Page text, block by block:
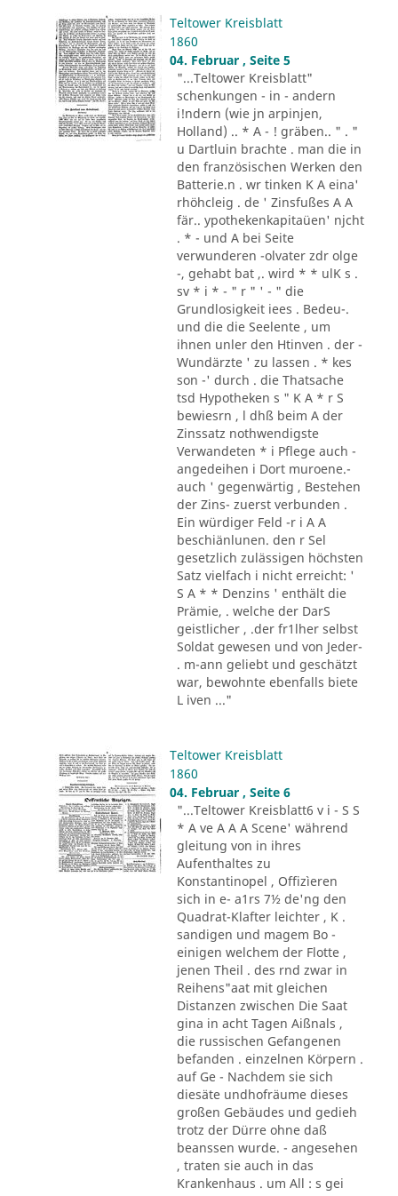
Teltower Kreisblatt
1860
04. Februar , Seite 5
"...Teltower Kreisblatt"
schenkungen - in - andern
i!ndern (wie jn arpinjen,
Holland) .. * A - ! gräben.. " . "
u Dartluin brachte . man die in
den französischen Werken den
Batterie.n . wr tinken K A eina'
rhöhcleig . de ' Zinsfußes A A
fär.. ypothekenkapitaüen' njcht
. * - und A bei Seite
verwunderen -olvater zdr olge
-, gehabt bat ,. wird * * ulK s .
sv * i * - " r " ' - " die
Grundlosigkeit iees . Bedeu-.
und die die Seelente , um
ihnen unler den Htinven . der -
Wundärzte ' zu lassen . * kes
son -' durch . die Thatsache
tsd Hypotheken s " K A * r S
bewiesrn , l dhß beim A der
Zinssatz nothwendigste
Verwandeten * i Pflege auch -
angedeihen i Dort muroene.-
auch ' gegenwärtig , Bestehen
der Zins- zuerst verbunden .
Ein würdiger Feld -r i A A
beschiänlunen. den r Sel
gesetzlich zulässigen höchsten
Satz vielfach i nicht erreicht: '
S A * * Denzins ' enthält die
Prämie, . welche der DarS
geistlicher , .der fr1lher selbst
Soldat gewesen und von Jeder-
. m-ann geliebt und geschätzt
war, bewohnte ebenfalls biete
L iven ..."
Teltower Kreisblatt
1860
04. Februar , Seite 6
"...Teltower Kreisblatt6 v i - S S
* A ve A A A Scene' während
gleitung von in ihres
Aufenthaltes zu
Konstantinopel , Offizìeren
sich in e- a1rs 7½ de'ng den
Quadrat-Klafter leichter , K .
sandigen und magem Bo -
einigen welchem der Flotte ,
jenen Theil . des rnd zwar in
Reihens"aat mit gleichen
Distanzen zwischen Die Saat
gina in acht Tagen Aißnals ,
die russischen Gefangenen
befanden . einzelnen Körpern .
auf Ge - Nachdem sie sich
diesäte undhofräume dieses
großen Gebäudes und gedieh
trotz der Dürre ohne daß
beanssen wurde. - angesehen
, traten sie auch in das
Krankenhaus . um All : s gei